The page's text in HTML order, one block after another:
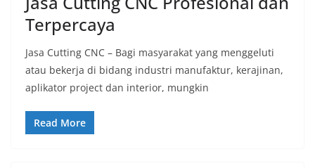
Terpercaya
Jasa Cutting CNC – Bagi masyarakat yang menggeluti
atau bekerja di bidang industri manufaktur, kerajinan,
aplikator project dan interior, mungkin
Read More